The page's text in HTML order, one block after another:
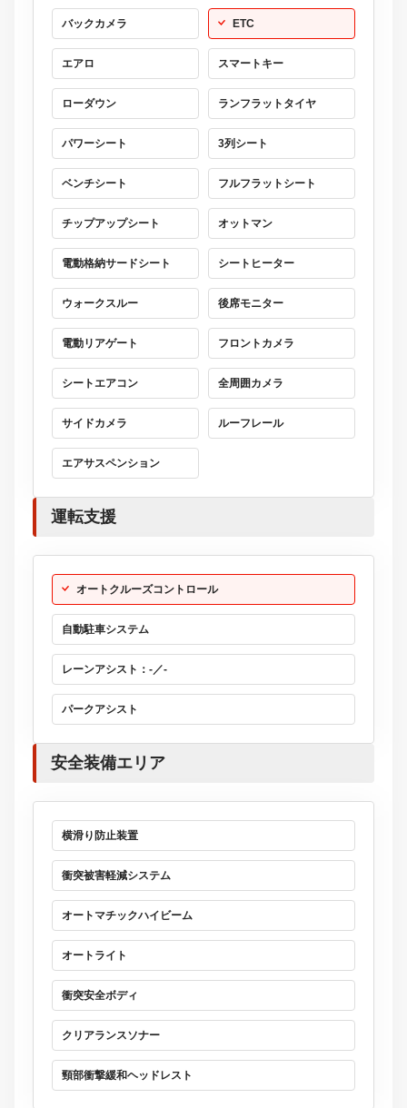
バックカメラ ETC
エアロ スマートキー
ローダウン ランフラットタイヤ
パワーシート 3列シート
ベンチシート フルフラットシート
チップアップシート オットマン
電動格納サードシート シートヒーター
ウォークスルー 後席モニター
電動リアゲート フロントカメラ
シートエアコン 全周囲カメラ
サイドカメラ ルーフレール
エアサスペンション
運転支援
オートクルーズコントロール
自動駐車システム
レーンアシスト：-／-
パークアシスト
安全装備エリア
横滑り防止装置
衝突被害軽減システム
オートマチックハイビーム
オートライト
衝突安全ボディ
クリアランスソナー
頸部衝撃緩和ヘッドレスト